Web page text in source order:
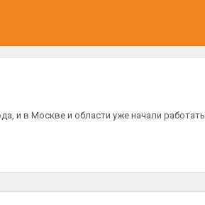
и в Москве и области уже начали